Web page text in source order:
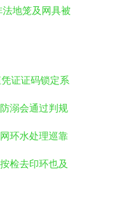
地笼及网具被
证证码锁定系
溺会通过判规
环水处理巡靠
检去印环也及